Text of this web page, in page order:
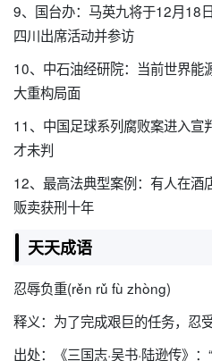
9、国台办：马英九将于12月18
四川出席活动并参访
10、中石油经研院：当前世界能
大重构局面
11、中国足球系列腐败案进入宣
才未判
12、最高法典型案例：有人在酒
贩卖获刑十年
天天成语
忍辱负重(rěn rǔ fù zhòng)
释义：为了完成艰巨的任务，忍
出处：《三国志·吴书·陆逊传》